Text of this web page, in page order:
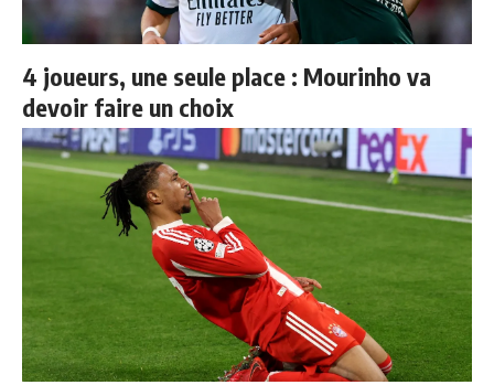
4 joueurs, une seule place : Mourinho va
devoir faire un choix